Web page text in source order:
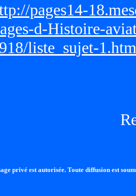
pages14-
d-Histoire-
liste_sujet-1.htm
privé est autorisée. Toute diffusion est